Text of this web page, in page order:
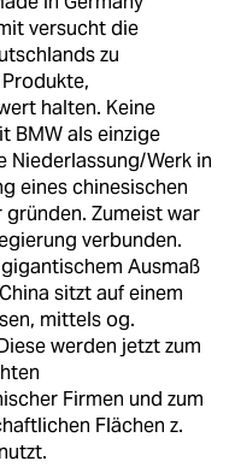
versucht die
zu
halten. Keine
BMW als einzige
Niederlassung/Werk in
eines chinesischen
Zumeist war
verbunden.
Ausmaß
sitzt auf einem
mittels og.
werden jetzt zum
Firmen und zum
Flächen z.